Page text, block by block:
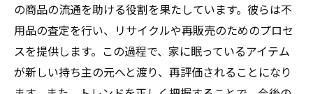
の商品の流通を助ける役割を果たしています。彼らは不
用品の査定を行い、リサイクルや再販売のためのプロセ
スを提供します。この過程で、家に眠っているアイテム
が新しい持ち主の元へと渡り、再評価されることになり